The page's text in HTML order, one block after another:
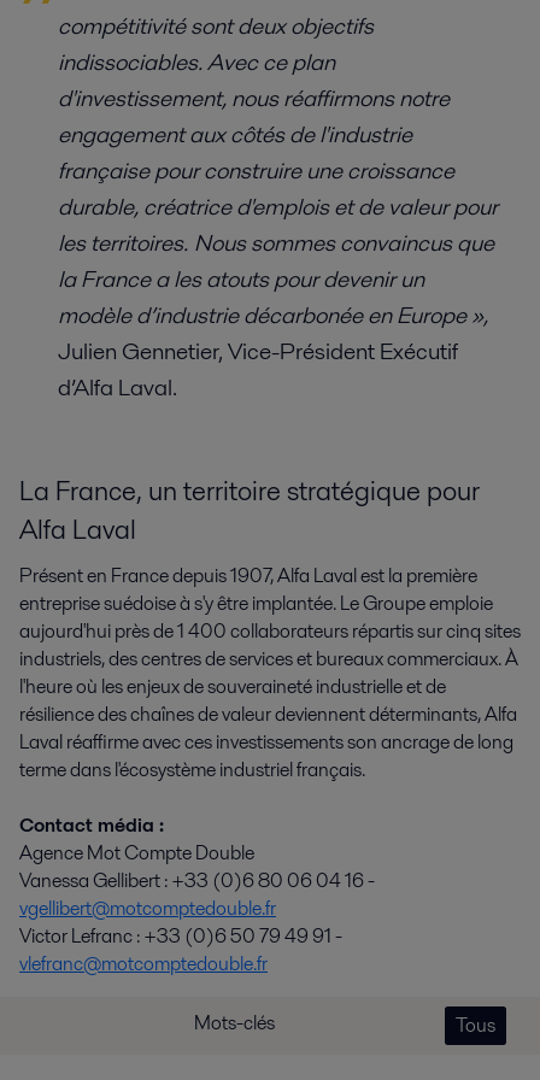
compétitivité sont deux objectifs
indissociables. Avec ce plan
d'investissement, nous réaffirmons notre
engagement aux côtés de l'industrie
française pour construire une croissance
durable, créatrice d'emplois et de valeur pour
les territoires. Nous sommes convaincus que
la France a les atouts pour devenir un
modèle d’industrie décarbonée en Europe »,
Julien Gennetier, Vice-Président Exécutif
d’Alfa Laval.
La France, un territoire stratégique pour
Alfa Laval
Présent en France depuis 1907, Alfa Laval est la première
entreprise suédoise à s'y être implantée. Le Groupe emploie
aujourd'hui près de 1 400 collaborateurs répartis sur cinq sites
industriels, des centres de services et bureaux commerciaux. À
l'heure où les enjeux de souveraineté industrielle et de
résilience des chaînes de valeur deviennent déterminants, Alfa
Laval réaffirme avec ces investissements son ancrage de long
terme dans l'écosystème industriel français.
Contact média :
Agence Mot Compte Double
Vanessa Gellibert : +33 (0)6 80 06 04 16 -
vgellibert@motcomptedouble.fr
Victor Lefranc : +33 (0)6 50 79 49 91 -
vlefranc@motcomptedouble.fr
Mots-clés Tous